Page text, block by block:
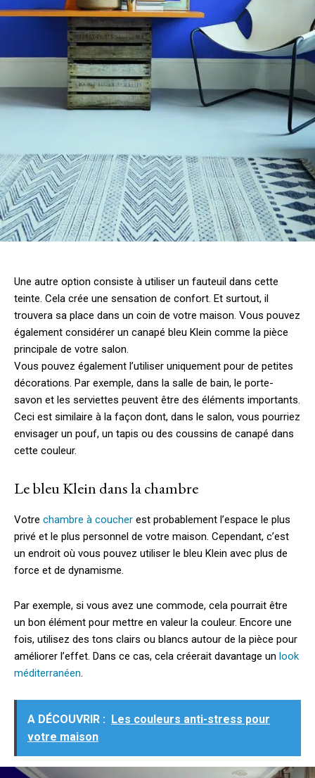
Une autre option consiste à utiliser un fauteuil dans cette
teinte. Cela crée une sensation de confort. Et surtout, il
trouvera sa place dans un coin de votre maison. Vous pouvez
également considérer un canapé bleu Klein comme la pièce
principale de votre salon.
Vous pouvez également l’utiliser uniquement pour de petites
décorations. Par exemple, dans la salle de bain, le porte-
savon et les serviettes peuvent être des éléments importants.
Ceci est similaire à la façon dont, dans le salon, vous pourriez
envisager un pouf, un tapis ou des coussins de canapé dans
cette couleur.
Le bleu Klein dans la chambre
Votre chambre à coucher est probablement l’espace le plus
privé et le plus personnel de votre maison. Cependant, c’est
un endroit où vous pouvez utiliser le bleu Klein avec plus de
force et de dynamisme.
Par exemple, si vous avez une commode, cela pourrait être
un bon élément pour mettre en valeur la couleur. Encore une
fois, utilisez des tons clairs ou blancs autour de la pièce pour
améliorer l’effet. Dans ce cas, cela créerait davantage un look
méditerranéen.
A DÉCOUVRIR :
Les couleurs anti-stress pour
votre maison